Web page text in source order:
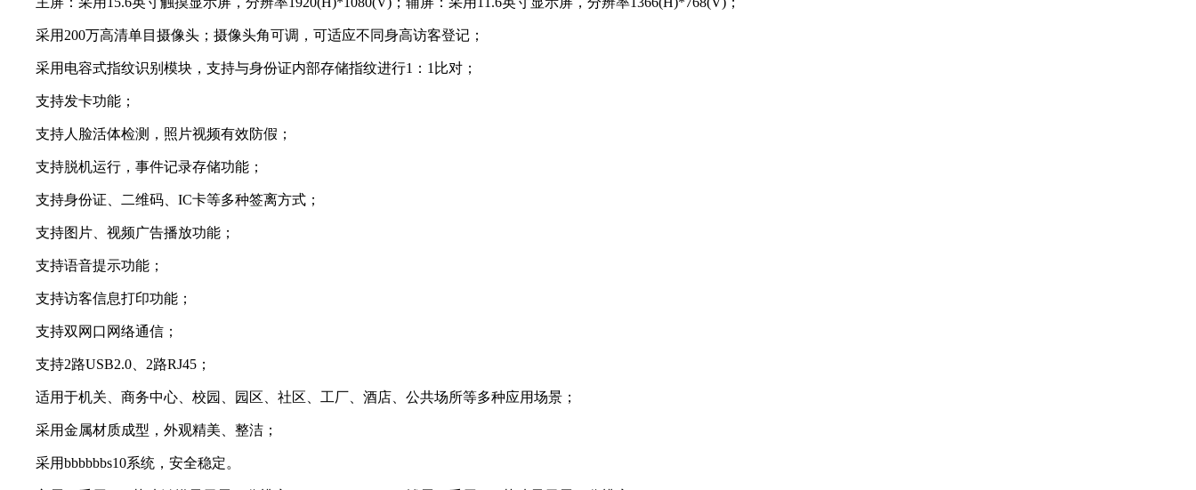
采用200万高清单目摄像头；摄像头角可调，可适应不同身高访客登记；
采用电容式指纹识别模块，支持与身份证内部存储指纹进行1：1比对；
支持发卡功能；
支持人脸活体检测，照片视频有效防假；
支持脱机运行，事件记录存储功能；
支持身份证、二维码、IC卡等多种签离方式；
支持图片、视频广告播放功能；
支持语音提示功能；
支持访客信息打印功能；
支持双网口网络通信；
支持2路USB2.0、2路RJ45；
适用于机关、商务中心、校园、园区、社区、工厂、酒店、公共场所等多种应用场景；
采用金属材质成型，外观精美、整洁；
采用bbbbbbs10系统，安全稳定。